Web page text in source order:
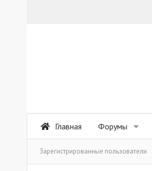
Главная Форумы
Зарегистрированные пользователи